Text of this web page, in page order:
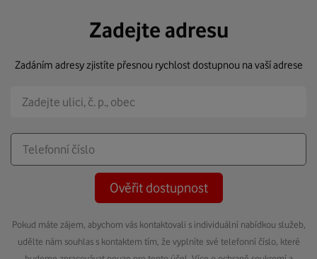
Zadejte adresu
Zadáním adresy zjistíte přesnou rychlost dostupnou na vaší adrese
Ověřit dostupnost
Pokud máte zájem, abychom vás kontaktovali s individuální nabídkou služeb,
udělte nám souhlas s kontaktem tím, že vyplníte své telefonní číslo, které